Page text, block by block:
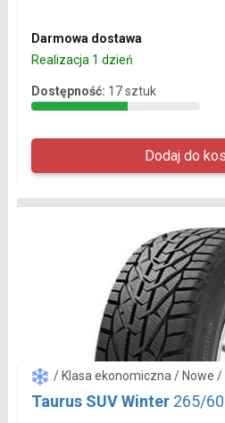
Darmowa dostawa
Realizacja 1 dzień
Dostępność: 17 sztuk
/ Klasa ekonomiczna / Nowe /
Taurus SUV Winter 265/